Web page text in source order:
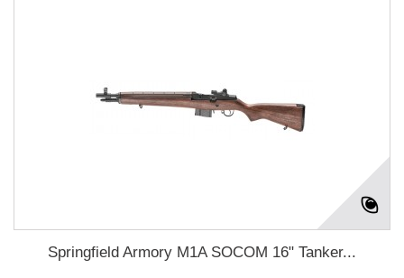
Springfield Armory M1A SOCOM 16" Tanker...